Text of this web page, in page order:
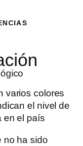
varios colores
el nivel de
en el país
no ha sido